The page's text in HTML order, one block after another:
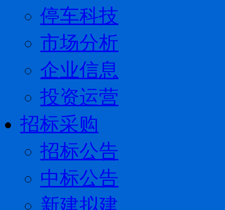
停车科技
市场分析
企业信息
投资运营
招标采购
招标公告
中标公告
新建拟建